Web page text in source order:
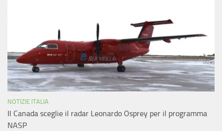
NOTIZIE ITALIA
Il Canada sceglie il radar Leonardo Osprey per il programma
NASP